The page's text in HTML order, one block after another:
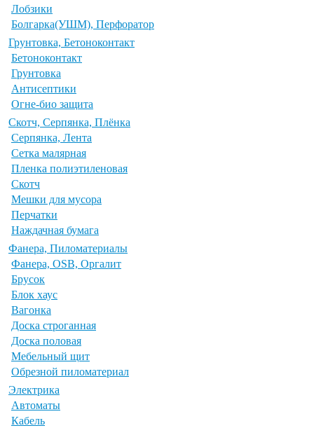
Лобзики
Болгарка(УШМ), Перфоратор
Грунтовка, Бетоноконтакт
Бетоноконтакт
Грунтовка
Антисептики
Огне-био защита
Скотч, Серпянка, Плёнка
Серпянка, Лента
Сетка малярная
Пленка полиэтиленовая
Скотч
Мешки для мусора
Перчатки
Наждачная бумага
Фанера, Пиломатериалы
Фанера, OSB, Оргалит
Брусок
Блок хаус
Вагонка
Доска строганная
Доска половая
Мебельный щит
Обрезной пиломатериал
Электрика
Автоматы
Кабель